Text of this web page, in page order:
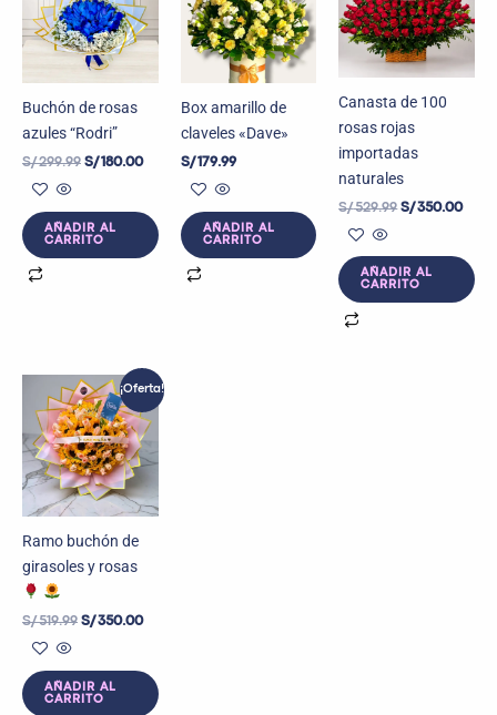
Buchón de rosas
azules “Rodri”
S/299.99
S/ 299.99.
S/180.00
S/ 180.00.
AÑADIR AL
CARRITO
Box amarillo de
claveles «Dave»
S/179.99
AÑADIR AL
CARRITO
Canasta de 100
rosas rojas
importadas
naturales
S/529.99
S/ 529.99.
S/350.00
S/
AÑADIR AL
CARRITO
¡Oferta!
Ramo buchón de
girasoles y rosas
S/519.99
El
precio
original
era:
S/ 519.99.
S/350.00
El
precio
actual
es:
S/ 350.00.
AÑADIR AL
CARRITO